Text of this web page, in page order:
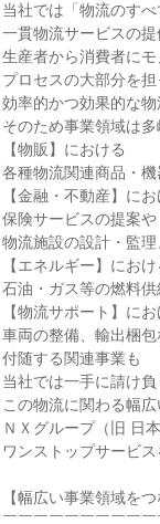
当社では「物流のす
一貫物流サービスの
生産者から消費者に
プロセスの大部分を担
効率的かつ効果的な物
そのため事業領域は多
【物販】における
各種物流関連商品・機
【金融・不動産】にお
保険サービスの提案や
物流施設の設計・監理
【エネルギー】におけ
石油・ガス等の燃料供
【物流サポート】に
車両の整備、輸出梱包
付随する関連事業も
当社では一手に請け負
この物流に関わる幅広
ＮＸグループ（旧 日
ワンストップサービス
【幅広い事業領域を